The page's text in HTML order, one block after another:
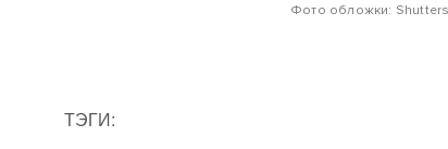
Фото обложки:
ТЭГИ: